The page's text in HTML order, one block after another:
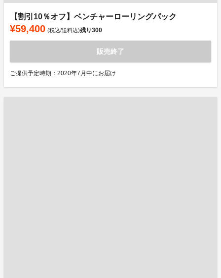
【割引10％オフ】ベンチャーローリングパック
¥59,400 (税込/送料込)残り300
販売終了
ご提供予定時期：2020年7月中にお届け